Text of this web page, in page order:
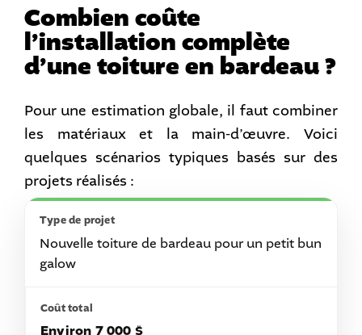
Combien coûte
l’installation complète
d’une toiture en bardeau ?
Pour une estimation globale, il faut combiner
les matériaux et la main-d’œuvre. Voici
quelques scénarios typiques basés sur des
projets réalisés :
Nouvelle toiture de bardeau pour un petit bun
galow
Environ 7 000 $